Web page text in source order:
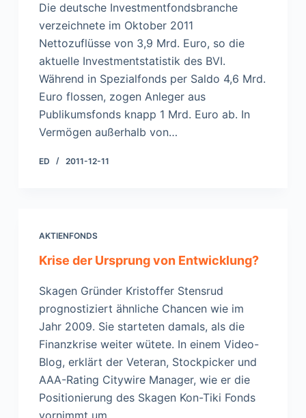
Die deutsche Investmentfondsbranche
verzeichnete im Oktober 2011
Nettozuflüsse von 3,9 Mrd. Euro, so die
aktuelle Investmentstatistik des BVI.
Während in Spezialfonds per Saldo 4,6 Mrd.
Euro flossen, zogen Anleger aus
Publikumsfonds knapp 1 Mrd. Euro ab. In
Vermögen außerhalb von…
ED 2011-12-11
AKTIENFONDS
Krise der Ursprung von Entwicklung?
Skagen Gründer Kristoffer Stensrud
prognostiziert ähnliche Chancen wie im
Jahr 2009. Sie starteten damals, als die
Finanzkrise weiter wütete. In einem Video-
Blog, erklärt der Veteran, Stockpicker und
AAA-Rating Citywire Manager, wie er die
Positionierung des Skagen Kon-Tiki Fonds
vornimmt um…